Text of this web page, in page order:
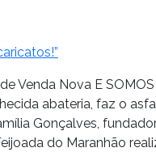
Venda Nova E SOMOS
abateria, faz o
Gonçalves,
do Maranhão